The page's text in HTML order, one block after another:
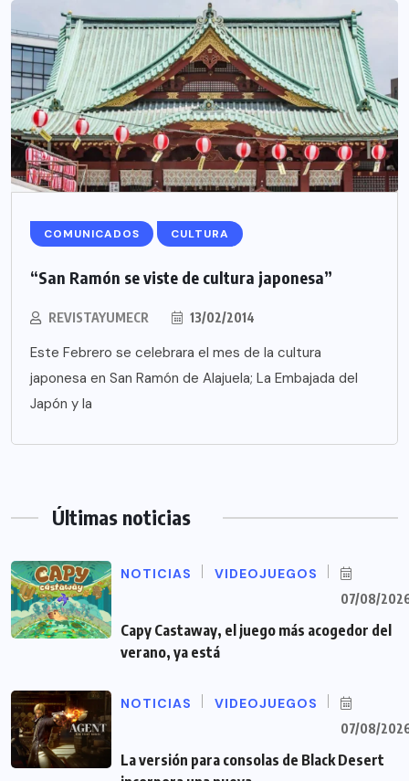
COMUNICADOS CULTURA
“San Ramón se viste de cultura japonesa”
REVISTAYUMECR 13/02/2014
Este Febrero se celebrara el mes de la cultura
japonesa en San Ramón de Alajuela; La Embajada del
Japón y la
Últimas noticias
NOTICIAS VIDEOJUEGOS
07/08/
Capy Castaway, el juego más acogedor del
verano, ya está
NOTICIAS VIDEOJUEGOS
07/08/
La versión para consolas de Black Desert